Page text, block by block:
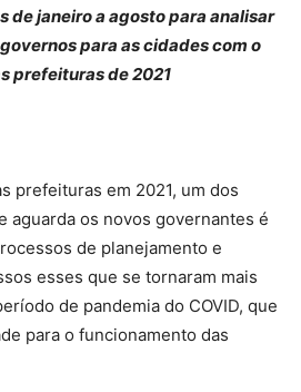
de janeiro a agosto para analisar
para as cidades com o
prefeituras de 2021
prefeituras em 2021, um dos
aguarda os novos governantes é
de planejamento e
esses que se tornaram mais
de pandemia do COVID, que
para o funcionamento das